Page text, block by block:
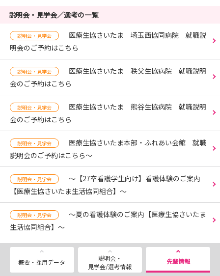
説明会・見学会／選考の一覧
説明会・見学会
医療生協さいたま 埼玉西協同病院 就職説
明会のご予約はこちら
説明会・見学会
医療生協さいたま 秩父生協病院 就職説明
会のご予約はこちら
説明会・見学会
医療生協さいたま 熊谷生協病院 就職説明
会のご予約はこちら
説明会・見学会
医療生協さいたま本部・ふれあい会館 就職
説明会のご予約はこちら～
説明会・見学会
～【27卒看護学生向け】看護体験のご案内
【医療生協さいたま生活協同組合】～
説明会・見学会
～夏の看護体験のご案内【医療生協さいたま
生活協同組合】～
概要・採用データ
説明会・
見学会/選考情報
先輩情報